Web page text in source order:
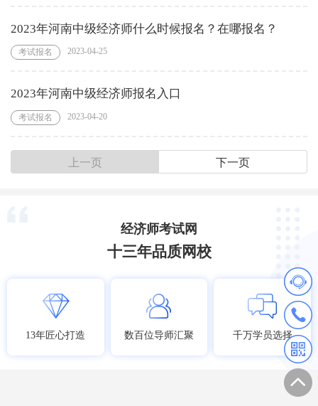
2023年河南中级经济师什么时候报名？在哪报名？
考试报名 2023-04-25
2023年河南中级经济师报名入口
考试报名 2023-04-20
上一页 下一页
经济师考试网
十三年品质网校
13年匠心打造 数百位导师汇聚 千万学员选择